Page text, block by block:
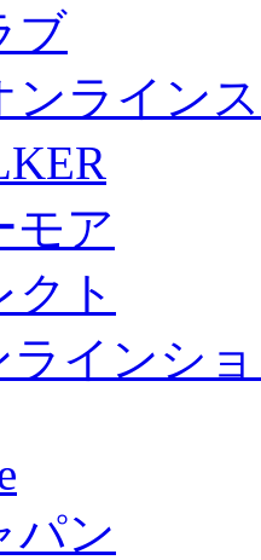
ブ
ンライン
モア
ト
ラインシ
パン